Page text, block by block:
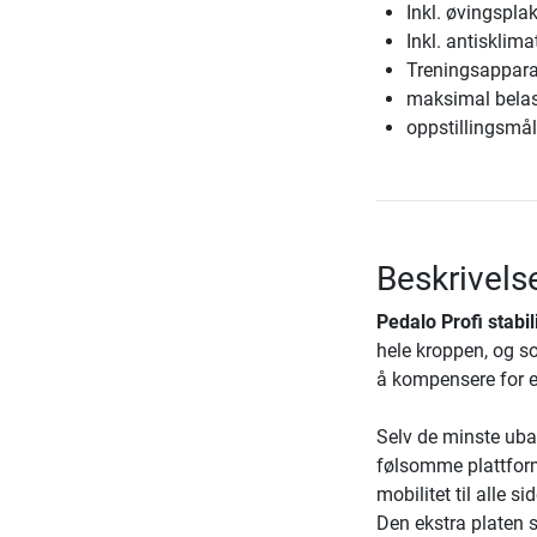
Inkl.
Inkl.
maksimal
Pedalo Profi
hele kroppen, og
å kompensere for
Selv de minste
følsomme
mobilitet til alle
Den ekstra platen